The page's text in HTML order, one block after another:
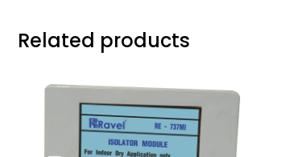
Related products